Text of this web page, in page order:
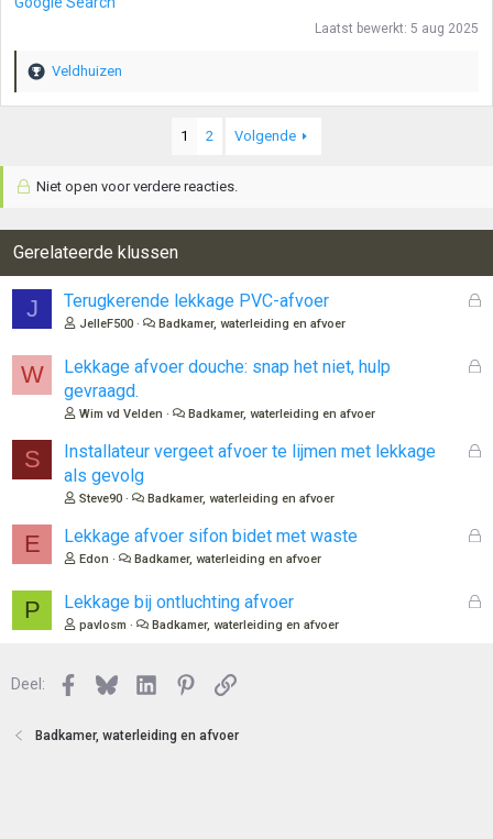
Laatst bewerkt: 5 aug 2025
W
e
r
g
e
n
:
Veldhuizen
1 2 Volgende
Niet open voor verdere reacties.
Gerelateerde klussen
J
G
Terugkerende lekkage PVC-afvoer
JelleF500 Badkamer, waterleiding en afvoer
W
G
o
Lekkage afvoer douche: snap het niet, hulp
gevraagd.
Wim vd Velden Badkamer, waterleiding en afvoer
S
G
o
Installateur vergeet afvoer te lijmen met lekkage
als gevolg
Steve90 Badkamer, waterleiding en afvoer
E
G
Lekkage afvoer sifon bidet met waste
Edon Badkamer, waterleiding en afvoer
P
G
Lekkage bij ontluchting afvoer
pavlosm Badkamer, waterleiding en afvoer
Deel: Facebook
BlueskyLinkedInPinterest
Link
Badkamer, waterleiding en afvoer